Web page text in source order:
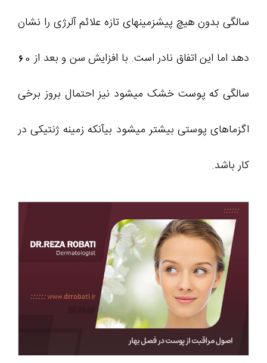
سالگی بدون هیچ پیشزمینهای تازه علائم آلرژی را نشان
دهد اما این اتفاق نادر است. با افزایش سن و بعد از 60
سالگی که پوست خشک میشود نیز احتمال بروز برخی
اگزماهای پوستی بیشتر میشود بیآنكه زمینه ژنتیكی در
كار باشد.